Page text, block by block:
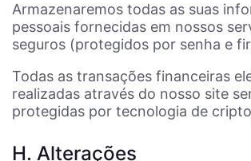
Armazenaremos todas as suas
pessoais fornecidas em nossos
seguros (protegidos por senha e
Todas as transações financeiras
realizadas através do nosso site
protegidas por tecnologia de
H. Alterações